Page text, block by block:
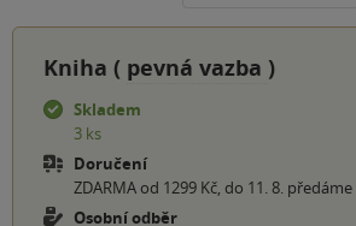
Kniha ( pevná vazba )
Skladem
3 ks
Doručení
ZDARMA od 1299 Kč, do 11. 8.
Osobní odběr